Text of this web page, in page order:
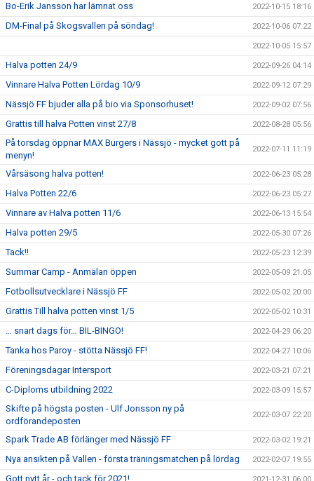
Bo-Erik Jansson har lämnat oss 2022-10-15 18:16
DM-Final på Skogsvallen på söndag! 2022-10-06 07:22
2022-10-05 15:57
Halva potten 24/9 2022-09-26 04:14
Vinnare Halva Potten Lördag 10/9 2022-09-12 07:29
Nässjö FF bjuder alla på bio via Sponsorhuset! 2022-09-02 07:56
Grattis till halva Potten vinst 27/8 2022-08-28 05:56
På torsdag öppnar MAX Burgers i Nässjö - mycket gott på
menyn!
2022-07-11 11:19
Vårsäsong halva potten! 2022-06-23 05:28
Halva Potten 22/6 2022-06-23 05:27
Vinnare av Halva potten 11/6 2022-06-13 15:54
Halva potten 29/5 2022-05-30 07:26
Tack!! 2022-05-23 12:39
Summar Camp - Anmälan öppen 2022-05-09 21:05
Fotbollsutvecklare i Nässjö FF 2022-05-02 20:00
Grattis Till halva potten vinst 1/5 2022-05-02 10:31
… snart dags för… BIL-BINGO! 2022-04-29 06:20
Tanka hos Paroy - stötta Nässjö FF! 2022-04-27 10:06
Föreningsdagar Intersport 2022-03-21 07:21
C-Diploms utbildning 2022 2022-03-09 15:57
Skifte på högsta posten - Ulf Jonsson ny på
ordförandeposten
2022-03-07 22:20
Spark Trade AB förlänger med Nässjö FF 2022-03-02 19:21
Nya ansikten på Vallen - första träningsmatchen på lördag 2022-02-07 19:55
Gott nytt år - och tack för 2021!